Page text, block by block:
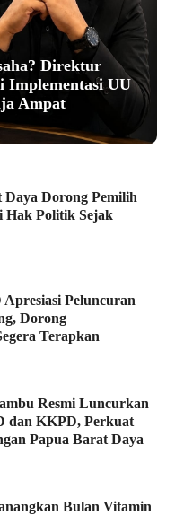
Direktur
Implementasi UU
Ampat
Dorong Pemilih
Hak Politik Sejak
Peluncuran
Dorong
Terapkan
Resmi Luncurkan
dan KKPD, Perkuat
Papua Barat Daya
Bulan Vitamin